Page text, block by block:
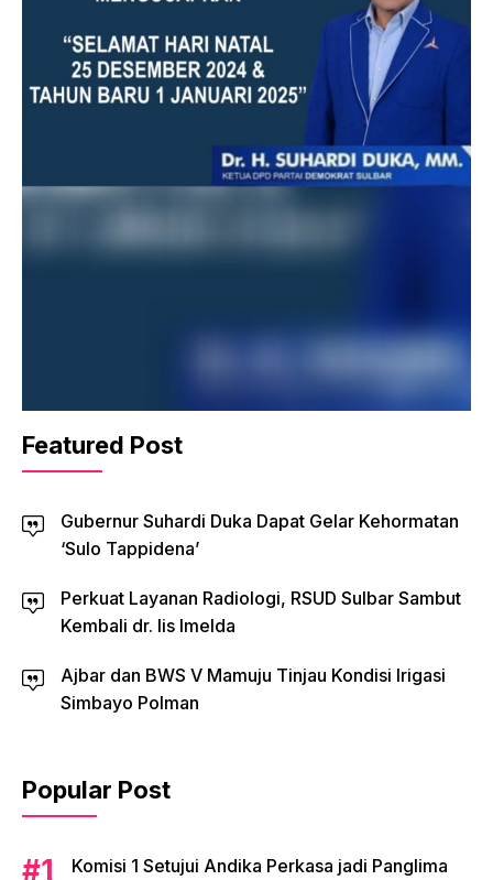
Featured Post
Gubernur Suhardi Duka Dapat Gelar Kehormatan
‘Sulo Tappidena’
Perkuat Layanan Radiologi, RSUD Sulbar Sambut
Kembali dr. Iis Imelda
Ajbar dan BWS V Mamuju Tinjau Kondisi Irigasi
Simbayo Polman
Popular Post
Komisi 1 Setujui Andika Perkasa jadi Panglima